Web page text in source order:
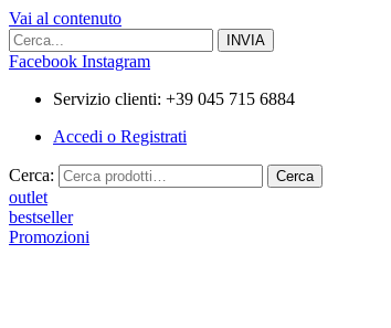
Vai al contenuto
Facebook Instagram
Servizio clienti: +39 045 715 6884
Accedi o Registrati
Cerca: Cerca
outlet
bestseller
Promozioni